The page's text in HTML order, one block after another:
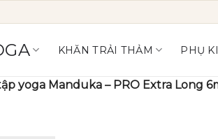
KHĂN TRẢI THẢM PHỤ
yoga Manduka – PRO Extra Long